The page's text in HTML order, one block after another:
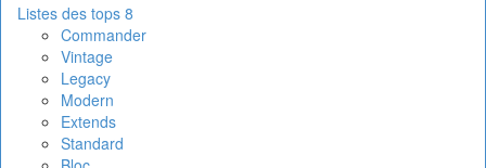
Listes des tops 8
Commander
Vintage
Legacy
Modern
Extends
Standard